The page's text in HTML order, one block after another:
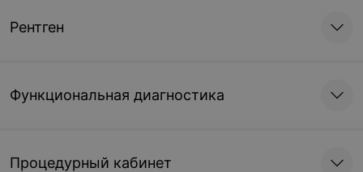
Рентген
Функциональная диагностика
Процедурный кабинет